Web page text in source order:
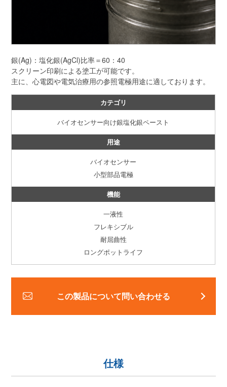
銀(Ag)：塩化銀(AgCl)比率＝60：40
スクリーン印刷による塗工が可能です。
主に、心電図や電気治療用の参照電極用途に適しております。
カテゴリ
バイオセンサー向け銀塩化銀ペースト
用途
バイオセンサー
小型部品電極
機能
一液性
フレキシブル
耐屈曲性
ロングポットライフ
この製品について問い合わせる
仕様